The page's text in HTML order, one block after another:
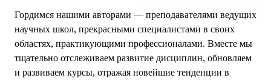
Гордимся нашими авторами — преподавателями ведущих
научных школ, прекрасными специалистами в своих
областях, практикующими профессионалами. Вместе мы
тщательно отслеживаем развитие дисциплин, обновляем
и развиваем курсы, отражая новейшие тенденции в